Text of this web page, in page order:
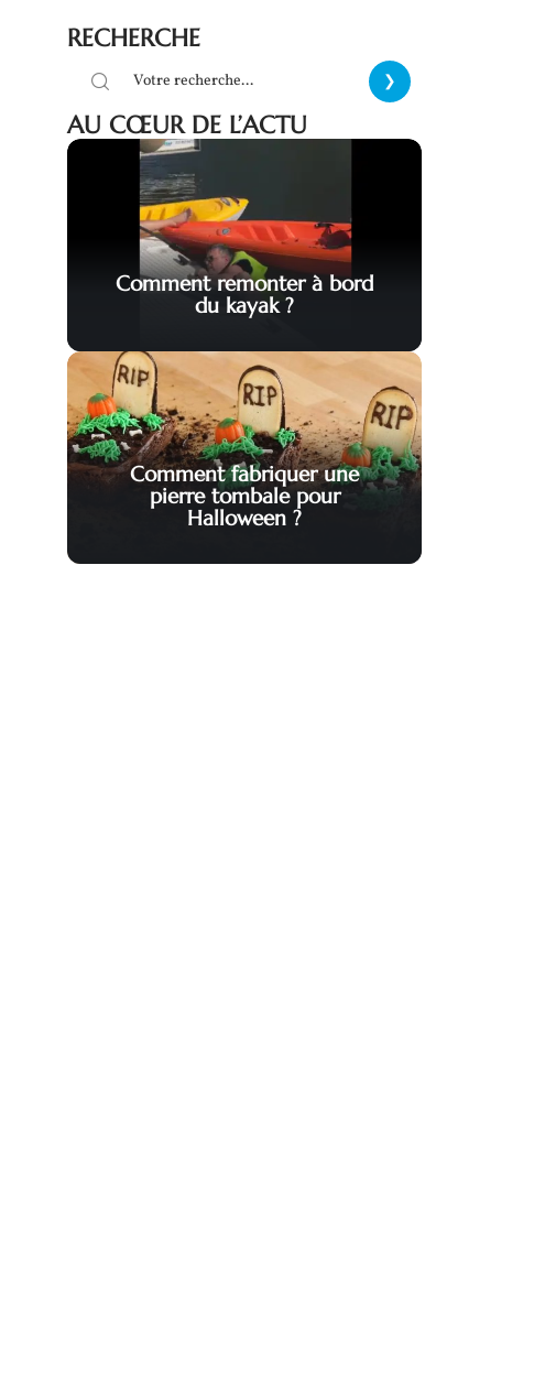
RECHERCHE
AU CŒUR DE L’ACTU
Comment remonter à bord
du kayak ?
Comment fabriquer une
pierre tombale pour
Halloween ?